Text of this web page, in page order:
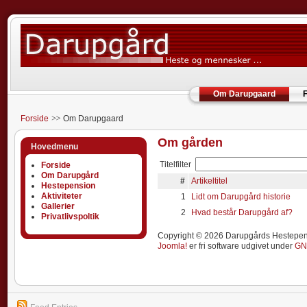
Om Darupgaard
Forside Om Darupgaard
Hovedmenu
Forside
Om Darupgård
Hestepension
Aktiviteter
Gallerier
Privatlivspoltik
Om gården
Titelfilter
#
Artikeltitel
1
Lidt om Darupgård historie
2
Hvad består Darupgård af?
Copyright © 2026 Darupgårds
Joomla! er fri software udgivet under